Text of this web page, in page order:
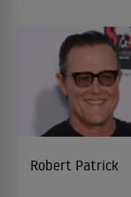
Robert Patrick